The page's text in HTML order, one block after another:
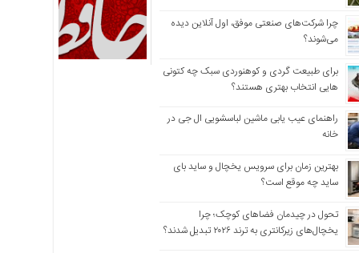
چرا شرکت‌های صنعتی موفق، اول آنلاین دیده
می‌شوند؟
برای طبیعت گردی و کوهنوردی سبک چه کتونی
هایی انتخاب بهتری هستند؟
راهنمای عیب یابی ماشین لباسشویی ال جی در
خانه
بهترین زمان برای سرویس یخچال و ساید بای
ساید چه موقع است؟
تحول در چیدمان فضاهای کوچک؛ چرا
یخچال‌های زیرکانتری به ترند ۲۰۲۶ تبدیل شدند؟